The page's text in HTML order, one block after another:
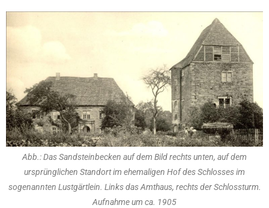
Abb.: Das Sandsteinbecken auf dem Bild rechts unten, auf dem
ursprünglichen Standort im ehemaligen Hof des Schlosses im
sogenannten Lustgärtlein. Links das Amthaus, rechts der Schlossturm.
Aufnahme um ca. 1905